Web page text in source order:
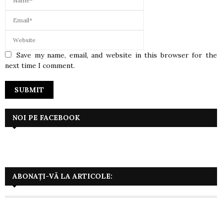
Save my name, email, and website in this browser for the
next time I comment.
NOI PE FACEBOOK
ABONAȚI-VĂ LA ARTICOLE: